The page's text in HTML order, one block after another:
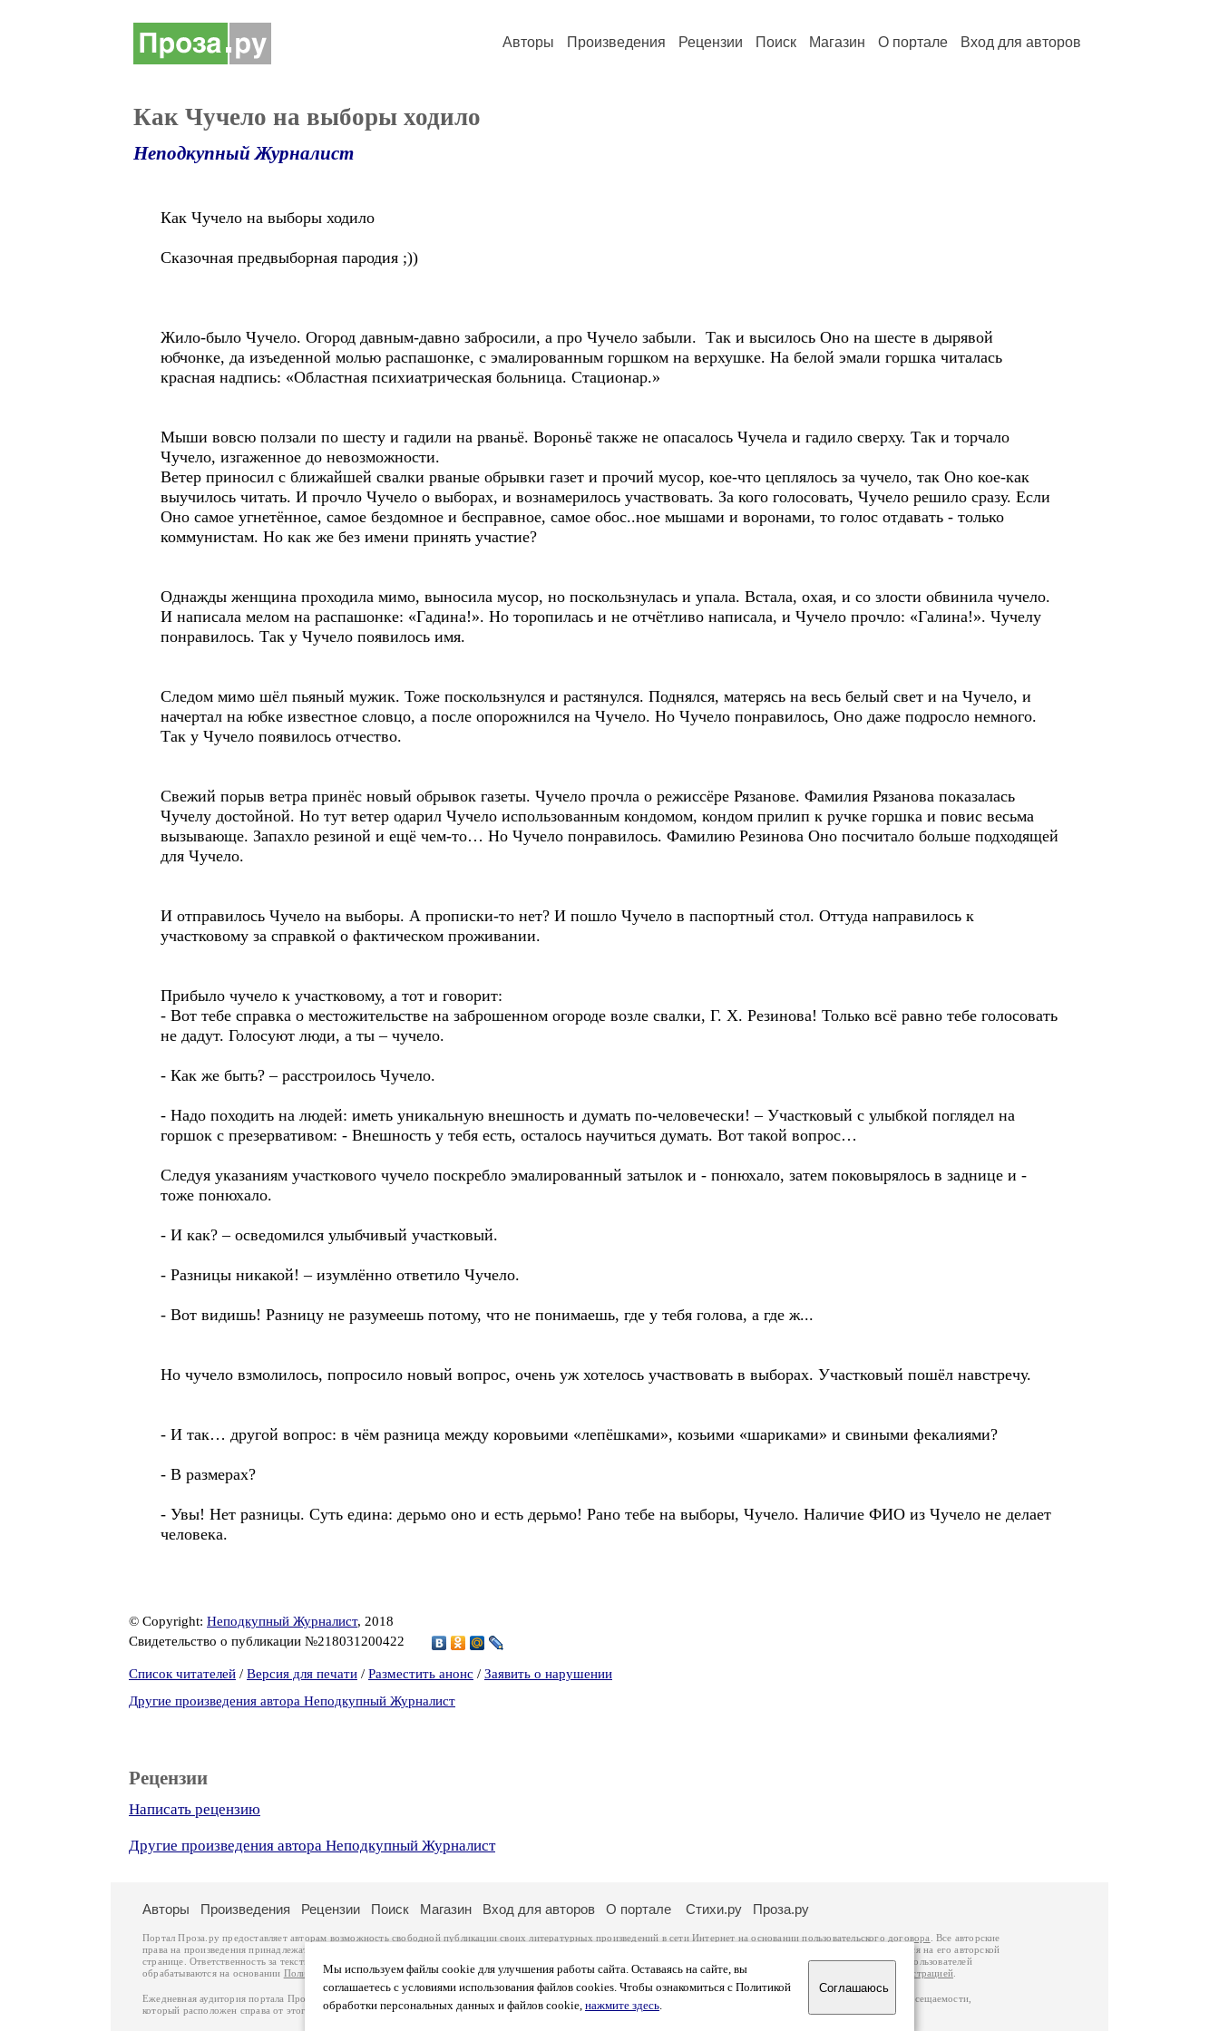
Авторы Произведения Рецензии Поиск Магазин О портале Вход для авторов
Как Чучело на выборы ходило
Неподкупный Журналист
Как Чучело на выборы ходило
Сказочная предвыборная пародия ;))
Жило-было Чучело. Огород давным-давно забросили, а про Чучело забыли. Так и высилось Оно на шесте в дырявой
юбчонке, да изъеденной молью распашонке, с эмалированным горшком на верхушке. На белой эмали горшка читалась
красная надпись: «Областная психиатрическая больница. Стационар.»
Мыши вовсю ползали по шесту и гадили на рваньё. Вороньё также не опасалось Чучела и гадило сверху. Так и торчало
Чучело, изгаженное до невозможности.
Ветер приносил с ближайшей свалки рваные обрывки газет и прочий мусор, кое-что цеплялось за чучело, так Оно кое-как
выучилось читать. И прочло Чучело о выборах, и вознамерилось участвовать. За кого голосовать, Чучело решило сразу. Если
Оно самое угнетённое, самое бездомное и бесправное, самое обос..ное мышами и воронами, то голос отдавать - только
коммунистам. Но как же без имени принять участие?
Однажды женщина проходила мимо, выносила мусор, но поскользнулась и упала. Встала, охая, и со злости обвинила чучело.
И написала мелом на распашонке: «Гадина!». Но торопилась и не отчётливо написала, и Чучело прочло: «Галина!». Чучелу
понравилось. Так у Чучело появилось имя.
Следом мимо шёл пьяный мужик. Тоже поскользнулся и растянулся. Поднялся, матерясь на весь белый свет и на Чучело, и
начертал на юбке известное словцо, а после опорожнился на Чучело. Но Чучело понравилось, Оно даже подросло немного.
Так у Чучело появилось отчество.
Свежий порыв ветра принёс новый обрывок газеты. Чучело прочла о режиссёре Рязанове. Фамилия Рязанова показалась
Чучелу достойной. Но тут ветер одарил Чучело использованным кондомом, кондом прилип к ручке горшка и повис весьма
вызывающе. Запахло резиной и ещё чем-то… Но Чучело понравилось. Фамилию Резинова Оно посчитало больше подходящей
для Чучело.
И отправилось Чучело на выборы. А прописки-то нет? И пошло Чучело в паспортный стол. Оттуда направилось к
участковому за справкой о фактическом проживании.
Прибыло чучело к участковому, а тот и говорит:
- Вот тебе справка о местожительстве на заброшенном огороде возле свалки, Г. Х. Резинова! Только всё равно тебе голосовать
не дадут. Голосуют люди, а ты – чучело.
- Как же быть? – расстроилось Чучело.
- Надо походить на людей: иметь уникальную внешность и думать по-человечески! – Участковый с улыбкой поглядел на
горшок с презервативом: - Внешность у тебя есть, осталось научиться думать. Вот такой вопрос…
Следуя указаниям участкового чучело поскребло эмалированный затылок и - понюхало, затем поковырялось в заднице и -
тоже понюхало.
- И как? – осведомился улыбчивый участковый.
- Разницы никакой! – изумлённо ответило Чучело.
- Вот видишь! Разницу не разумеешь потому, что не понимаешь, где у тебя голова, а где ж...
Но чучело взмолилось, попросило новый вопрос, очень уж хотелось участвовать в выборах. Участковый пошёл навстречу.
- И так… другой вопрос: в чём разница между коровьими «лепёшками», козьими «шариками» и свиными фекалиями?
- В размерах?
- Увы! Нет разницы. Суть едина: дерьмо оно и есть дерьмо! Рано тебе на выборы, Чучело. Наличие ФИО из Чучело не делает
человека.
© Copyright: Неподкупный Журналист, 2018
Свидетельство о публикации №218031200422
Список читателей / Версия для печати / Разместить анонс / Заявить о нарушении
Другие произведения автора Неподкупный Журналист
Рецензии
Написать рецензию
Другие произведения автора Неподкупный Журналист
Мы используем файлы cookie для улучшения работы сайта. Оставаясь на сайте, вы
соглашаетесь с условиями использования файлов cookies. Чтобы ознакомиться с Политикой
обработки персональных данных и файлов cookie, нажмите здесь.
Соглашаюсь
Авторы Произведения Рецензии Поиск Магазин Вход для авторов О портале Стихи.ру Проза.ру
Портал Проза.ру предоставляет авторам возможность свободной публикации своих литературных произведений в сети Интернет на основаниипользовательского договора
. Все авторские
права на произведения принадлежат авторам и охраняются
. Перепечатка произведений возможна только с согласия его автора, к которому вы можете обратиться на его авторской
странице. Ответственность за тексты произведений авторы несут самостоятельно на основании
законодательства Российской Федерации. Данные пользователей
обрабатываются на основании Политики обработки персональных данных. Вы также можете посмотреть более подробнуюинформацию о портале связаться с администрацией
Ежедневная аудитория портала Проза.ру – порядка 100 тысяч посетителей, которые в общей сумме просматривают более полумиллиона страниц по данным счетчика посещаемости,
который расположен справа от этого текста. В каждой графе указано по две цифры: количество просмотров и количество посетителей.